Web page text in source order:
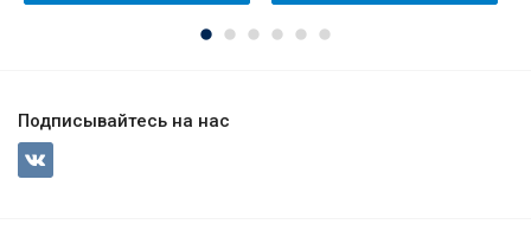
Подписывайтесь на нас